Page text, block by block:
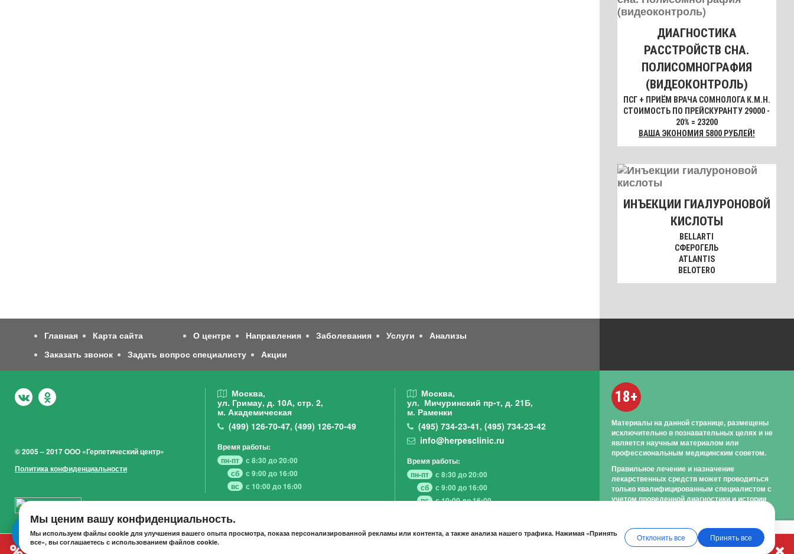
ДИАГНОСТИКА
РАССТРОЙСТВ СНА.
ПОЛИСОМНОГРАФИЯ
(ВИДЕОКОНТРОЛЬ)
ПСГ + ПРИЁМ ВРАЧА СОМНОЛОГА К.М.Н.
СТОИМОСТЬ ПО ПРЕЙСКУРАНТУ 29000 -
20% = 23200
ВАША ЭКОНОМИЯ 5800 РУБЛЕЙ!
ИНЪЕКЦИИ ГИАЛУРОНОВОЙ
КИСЛОТЫ
BELLARTI
СФЕРОГЕЛЬ
ATLANTIS
BELOTERO
Главная Карта сайта О центре Направления Заболевания Услуги
Анализы
Заказать звонок
Задать вопрос специалисту Акции
© 2005 – 2017 ООО «Герпетический центр»
Политика конфиденциальности
Москва,
ул. Гримау, д. 10А, стр. 2,
м. Академическая
(499) 126-70-47, (499) 126-70-49
Время работы:
пн-пт
с 8:30 до 20:00
сб
с 9:00 до 16:00
вс
с 10:00 до 16:00
Москва,
ул. Мичуринский пр-т, д. 21Б,
м. Раменки
(495)734-23-41,(495)734-23-42
info@herpesclinic.ru
Время работы:
пн-пт
с 8:30 до 20:00
сб
с 9:00 до 16:00
вс
с 10:00 до 16:00
18+
Материалы на данной странице, размещены
исключительно в познавательных целях и не
является научным материалом или
профессиональным медицинским советом.
Правильное лечение и назначение
лекарственных средств может проводиться
только квалифицированным специалистом с
учетом проведенной диагностики и истории
Мы ценим вашу конфиденциальность.
Мы используем файлы cookie для улучшения вашего опыта просмотра, показа персонализированной рекламы или контента, а также анализа нашего трафика. Нажимая «Принять
все», вы соглашаетесь с использованием файлов cookie.
Отклонить все Принять все